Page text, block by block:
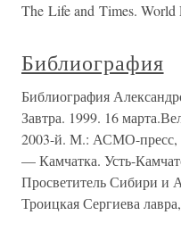
The Life and Times. World
Библиография
Библиография
Завтра. 1999. 16
2003-й. М.: АСМО-пресс,
— Камчатка. Усть-
Просветитель Сибири и
Троицкая Сергиева лавра,